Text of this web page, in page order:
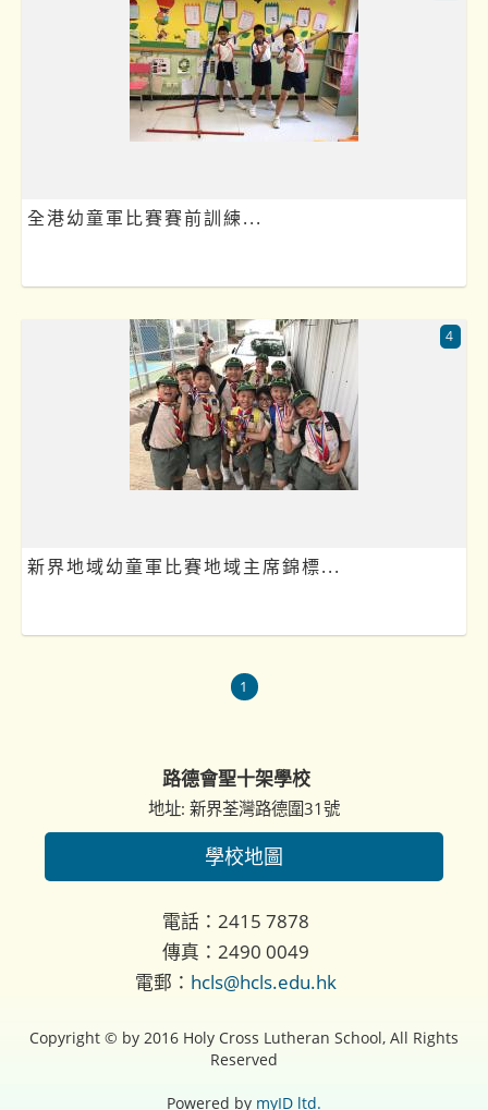
全港幼童軍比賽賽前訓練...
新界地域幼童軍比賽地域主席錦標...
4
1
路德會聖十架學校
地址: 新界荃灣路德圍31號
學校地圖
電話：2415 7878
傳真：2490 0049
電郵： hcls@hcls.edu.hk
Copyright © by 2016 Holy Cross Lutheran School, All Rights
Reserved
Powered by myID ltd.